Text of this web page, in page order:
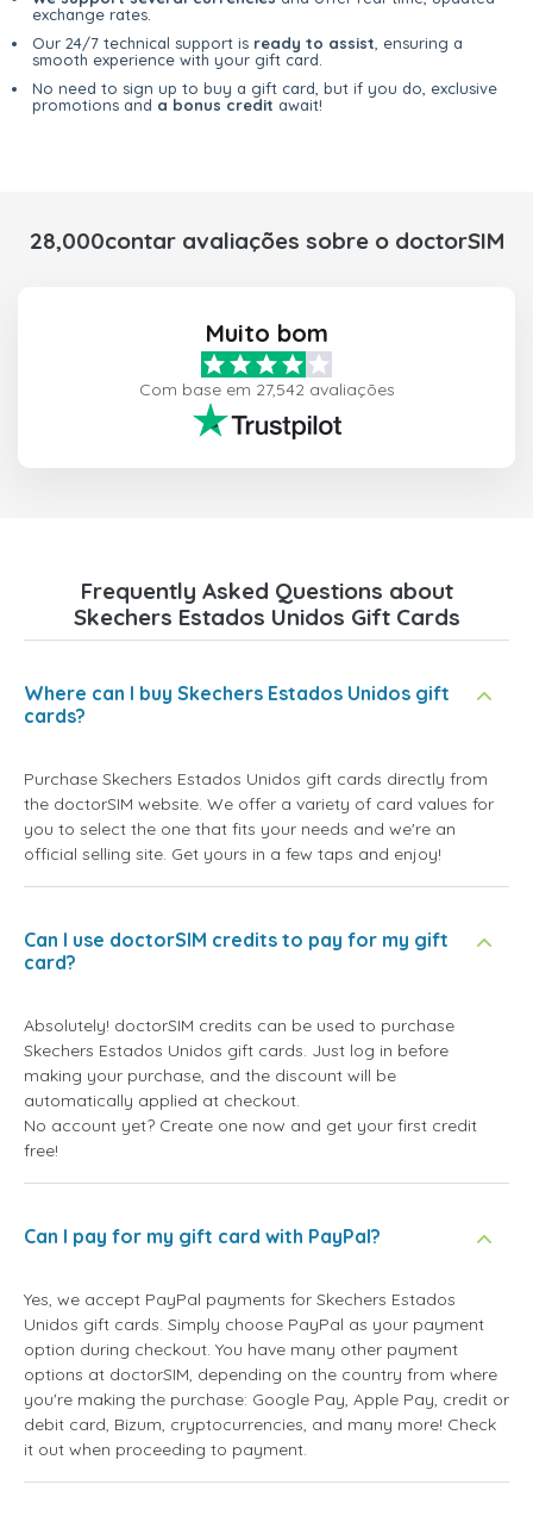
exchange rates.
Our 24/7 technical support is ready to assist , ensuring a
smooth experience with your gift card.
No need to sign up to buy a gift card, but if you do, exclusive
promotions and a bonus credit await!
28,000contar avaliações sobre o doctorSIM
Muito bom
Com base em 27,542 avaliações
Frequently Asked Questions about
Skechers Estados Unidos Gift Cards
Where can I buy Skechers Estados Unidos gift
cards?
Purchase Skechers Estados Unidos gift cards directly from
the doctorSIM website. We offer a variety of card values for
you to select the one that fits your needs and we're an
official selling site. Get yours in a few taps and enjoy!
Can I use doctorSIM credits to pay for my gift
card?
Absolutely! doctorSIM credits can be used to purchase
Skechers Estados Unidos gift cards. Just log in before
making your purchase, and the discount will be
automatically applied at checkout.
No account yet? Create one now and get your first credit
free!
Can I pay for my gift card with PayPal?
Yes, we accept PayPal payments for Skechers Estados
Unidos gift cards. Simply choose PayPal as your payment
option during checkout. You have many other payment
options at doctorSIM, depending on the country from where
you're making the purchase: Google Pay, Apple Pay, credit or
debit card, Bizum, cryptocurrencies, and many more! Check
it out when proceeding to payment.